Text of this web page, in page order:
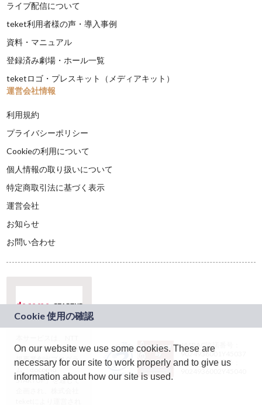
ライブ配信について
teket利用者様の声・導入事例
資料・マニュアル
登録済み劇場・ホール一覧
teketロゴ・プレスキット（メディアキット）
運営会社情報
利用規約
プライバシーポリシー
Cookieの利用について
個人情報の取り扱いについて
特定商取引法に基づく表示
運営会社
お知らせ
お問い合わせ
ドコモグループの新
規事業創出プログラ
ム「docomo
STARTUP」を通じて
JASRAC許諾番号：
9024936001Y45037
JASRAC許諾番号：
On our website we use some cookies. These are
necessary for our site to work properly and to give us
information about how our site is used.